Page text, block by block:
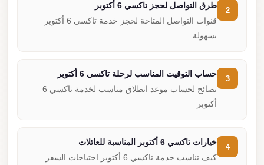
طرق التواصل لحجز تاكسي 6 أكتوبر
قنوات التواصل المتاحة لحجز خدمة تاكسي 6 أكتوبر
بسهولة
حساب التوقيت المناسب لرحلة تاكسي 6 أكتوبر
نصائح لحساب موعد انطلاق مناسب لخدمة تاكسي 6
أكتوبر
خيارات تاكسي 6 أكتوبر المناسبة للعائلات
كيف تناسب خدمة تاكسي 6 أكتوبر احتياجات السفر